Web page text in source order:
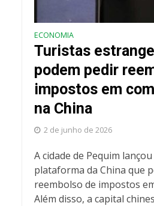
ECONOMIA
Turistas
podem pedir
impostos em
na China
2 de junho de 2026
A cidade de Pequim
plataforma da China que
reembolso de impostos
Além disso, a capital